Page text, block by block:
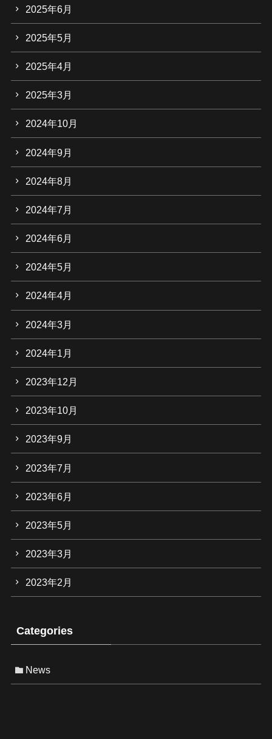
2025年6月
2025年5月
2025年4月
2025年3月
2024年10月
2024年9月
2024年8月
2024年7月
2024年6月
2024年5月
2024年4月
2024年3月
2024年1月
2023年12月
2023年10月
2023年9月
2023年7月
2023年6月
2023年5月
2023年3月
2023年2月
Categories
News